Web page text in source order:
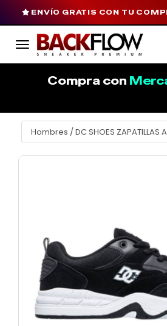
Toggle navigation
ENVÍO GRATIS CON TU
Compra con
Hombres / DC SHOES ZAPATILLAS